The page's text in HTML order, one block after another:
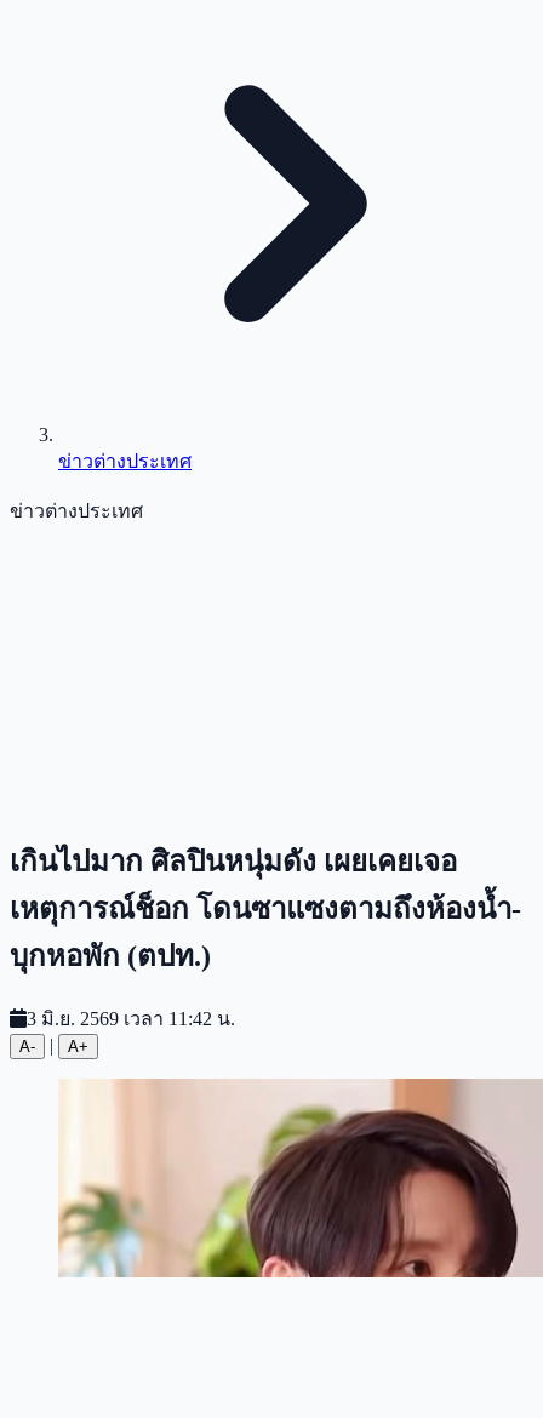
ข่าวต่างประเทศ
ข่าวต่างประเทศ
เกินไปมาก ศิลปินหนุ่มดัง เผยเคยเจอ
เหตุการณ์ช็อก โดนซาแซงตามถึงห้องน้ำ-
บุกหอพัก (ตปท.)
3 มิ.ย. 2569 เวลา 11:42 น.
A- | A+